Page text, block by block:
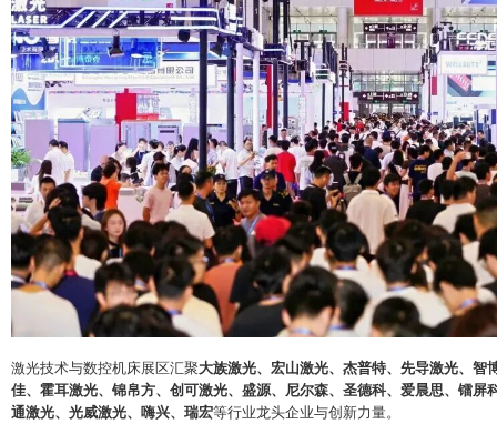
激光技术与数控机床展区汇聚大族激光、宏山激光、杰普特、先导激光、智
佳、霍耳激光、锦帛方、创可激光、盛源、尼尔森、圣德科、爱晨思、镭屏
通激光、光威激光、嗨兴、瑞宏等行业龙头企业与创新力量。